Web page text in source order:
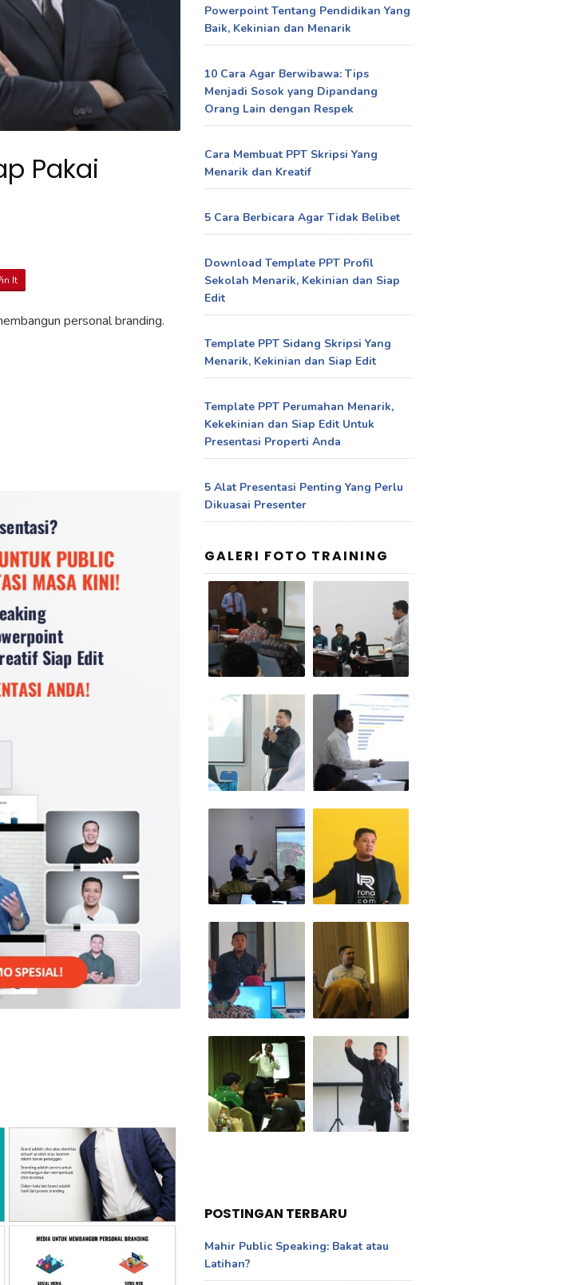
Pakai
It
personal branding.
Powerpoint Tentang Pendidikan Yang
Baik, Kekinian dan Menarik
10 Cara Agar Berwibawa: Tips
Menjadi Sosok yang Dipandang
Orang Lain dengan Respek
Cara Membuat PPT Skripsi Yang
Menarik dan Kreatif
5 Cara Berbicara Agar Tidak Belibet
Download Template PPT Profil
Sekolah Menarik, Kekinian dan Siap
Edit
Template PPT Sidang Skripsi Yang
Menarik, Kekinian dan Siap Edit
Template PPT Perumahan Menarik,
Kekekinian dan Siap Edit Untuk
Presentasi Properti Anda
5 Alat Presentasi Penting Yang Perlu
Dikuasai Presenter
GALERI FOTO TRAINING
POSTINGAN TERBARU
Mahir Public Speaking: Bakat atau
Latihan?